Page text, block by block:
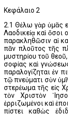
Κεφάλαιο 2
2.1 Θέλω γὰρ ὑμᾶς
Λαοδικείᾳ καὶ
παρακληθῶσιν αἱ
πᾶν πλοῦτος τῆς
μυστηρίου τοῦ
σοφίας καὶ
παραλογίζηται ἐν
τῷ πνεύματι σὺν
στερέωμα τῆς εἰς
τὸν Χριστὸν
ἐρριζωμένοι καὶ
πίστει καθὼς